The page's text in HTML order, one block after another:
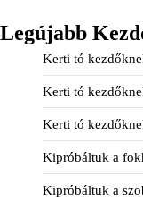
Legújabb
Kerti tó
Kerti tó
Kerti tó
Kipróbáltuk a
Kipróbáltuk a